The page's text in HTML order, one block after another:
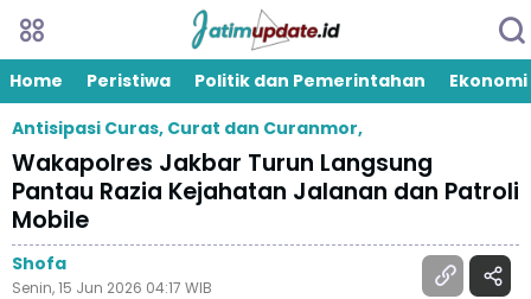
Home Peristiwa Politik dan Pemerintahan
Ekonomi
Antisipasi Curas, Curat dan Curanmor,
Wakapolres Jakbar Turun Langsung
Pantau Razia Kejahatan Jalanan dan Patroli
Mobile
Shofa
Senin, 15 Jun 2026 04:17 WIB